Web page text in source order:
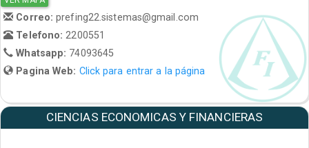
Correo:prefing22.sistemas@gmail.com
Telefono: 2200551
Whatsapp: 74093645
Pagina Web: Click para entrar a la página
CIENCIAS ECONOMICAS Y FINANCIERAS